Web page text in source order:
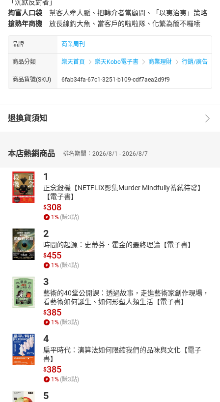
「沉默反對者」
掏富人口袋 幫客人牽人脈、把轉介者當顧問、「以夷治夷」策略
搶熟年商機 放長線釣大魚、當客戶的啦啦隊、化繁為簡不囉嗦
品牌 商業周刊
商品分類 樂天首頁 樂天Kobo電子書 商業理財 行銷/廣告
商品貨號(SKU) 6fab34fa-67c1-3251-b109-cdf7aea2d9f9
退換貨須知
本店熱銷商品 排名期間：2026/8/1 - 2026/8/7
1
正念殺機【NETFLIX影集Murder Mindfully蓄弒待發】
【電子書】
$308
1% (賺3點)
2
時間的起源：史蒂芬．霍金的最終理論【電子書】
$455
1% (賺4點)
3
藝術的40堂公開課：透過故事，走進藝術家創作現場，
看藝術如何誕生、如何形塑人類生活【電子書】
$385
1% (賺3點)
4
扁平時代：演算法如何限縮我們的品味與文化【電子
書】
$385
1% (賺3點)
5